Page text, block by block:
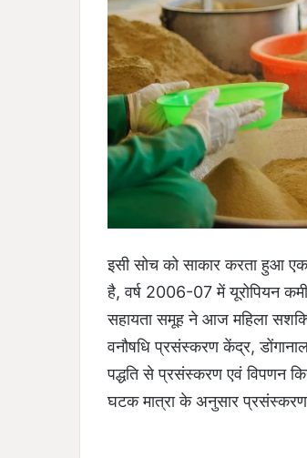
इसी सोच को साकार करता हुआ
है, वर्ष 2006-07 में यूरोपियन
सहायता समूह ने आज महिला
वनौषधि प्रसंस्करण केंद्र,
पद्धति से प्रसंस्करण एवं विपणन
घटक मात्रा के अनुसार प्रसंस्करण